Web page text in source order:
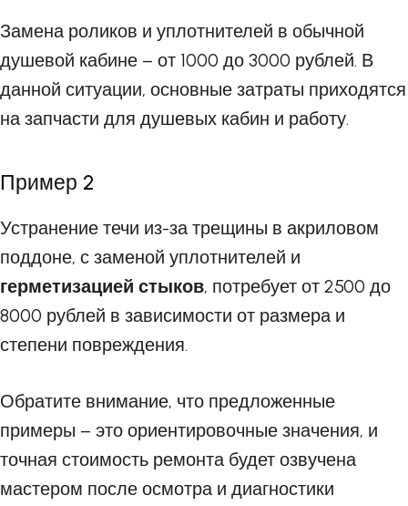
Замена роликов и уплотнителей в обычной
душевой кабине – от 1000 до 3000 рублей. В
данной ситуации, основные затраты приходятся
на запчасти для душевых кабин и работу.
Пример 2
Устранение течи из-за трещины в акриловом
поддоне, с заменой уплотнителей и
герметизацией стыков, потребует от 2500 до
8000 рублей в зависимости от размера и
степени повреждения.
Обратите внимание, что предложенные
примеры – это ориентировочные значения, и
точная стоимость ремонта будет озвучена
мастером после осмотра и диагностики